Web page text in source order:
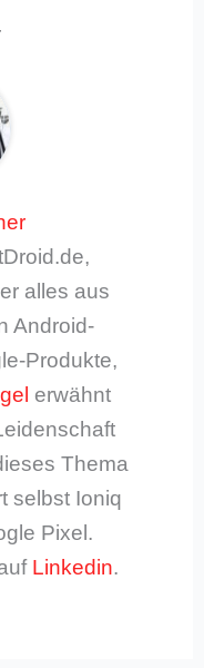
alles aus
Android-
Produkte,
erwähnt
Thema
selbst Ioniq
Pixel.
Linkedin.